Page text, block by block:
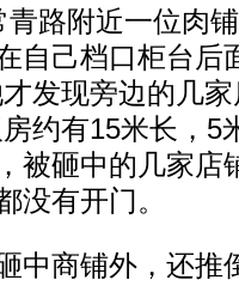
路附近一位肉铺
自己档口柜台后
发现旁边的几
约有15米长，5
被砸中的几家店
没有开门。
商铺外，还推